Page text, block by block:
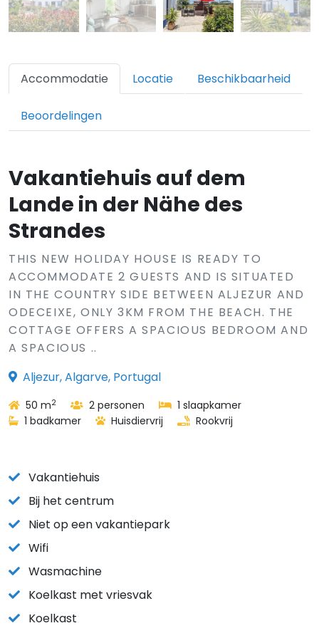
Accommodatie Locatie Beschikbaarheid
Beoordelingen
Vakantiehuis auf dem
Lande in der Nähe des
Strandes
THIS NEW HOLIDAY HOUSE IS READY TO
ACCOMMODATE 2 GUESTS AND IS SITUATED
IN THE COUNTRY SIDE BETWEEN ALJEZUR AND
ODECEIXE, ONLY 3KM FROM THE BEACH. THE
COTTAGE OFFERS A SPACIOUS BEDROOM AND
A SPACIOUS ..
Aljezur, Algarve, Portugal
50 m2 2 personen
1 slaapkamer
1 badkamer
Huisdiervrij Rookvrij
Vakantiehuis
Bij het centrum
Niet op een vakantiepark
Wifi
Wasmachine
Koelkast met vriesvak
Koelkast